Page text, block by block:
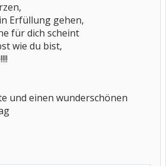
Erfüllung gehen,
für dich scheint
wie du bist,
und einen wunderschönen